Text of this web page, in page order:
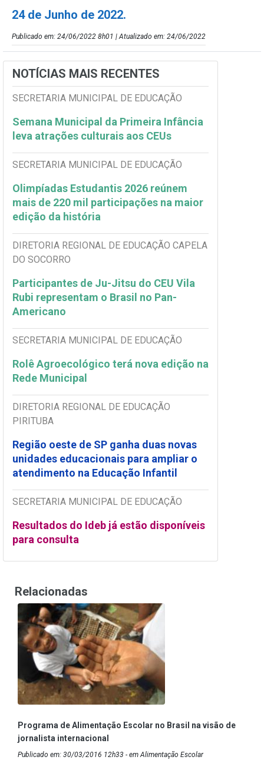
24 de Junho de 2022.
Publicado em: 24/06/2022 8h01 | Atualizado em: 24/06/2022
NOTÍCIAS MAIS RECENTES
SECRETARIA MUNICIPAL DE EDUCAÇÃO
Semana Municipal da Primeira Infância
leva atrações culturais aos CEUs
SECRETARIA MUNICIPAL DE EDUCAÇÃO
Olimpíadas Estudantis 2026 reúnem
mais de 220 mil participações na maior
edição da história
DIRETORIA REGIONAL DE EDUCAÇÃO CAPELA
DO SOCORRO
Participantes de Ju-Jitsu do CEU Vila
Rubi representam o Brasil no Pan-
Americano
SECRETARIA MUNICIPAL DE EDUCAÇÃO
Rolê Agroecológico terá nova edição na
Rede Municipal
DIRETORIA REGIONAL DE EDUCAÇÃO
PIRITUBA
Região oeste de SP ganha duas novas
unidades educacionais para ampliar o
atendimento na Educação Infantil
SECRETARIA MUNICIPAL DE EDUCAÇÃO
Resultados do Ideb já estão disponíveis
para consulta
Relacionadas
Programa de Alimentação Escolar no Brasil na visão de
jornalista internacional
Publicado em: 30/03/2016 12h33 - em Alimentação Escolar